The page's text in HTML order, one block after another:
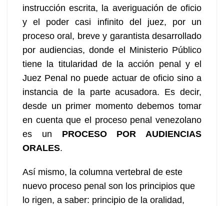
instrucción escrita, la averiguación de oficio
y el poder casi infinito del juez, por un
proceso oral, breve y garantista desarrollado
por audiencias, donde el Ministerio Público
tiene la titularidad de la acción penal y el
Juez Penal no puede actuar de oficio sino a
instancia de la parte acusadora. Es decir,
desde un primer momento debemos tomar
en cuenta que el proceso penal venezolano
es un PROCESO POR AUDIENCIAS
ORALES.
Así mismo, la columna vertebral de este
nuevo proceso penal son los principios que
lo rigen, a saber: principio de la oralidad,